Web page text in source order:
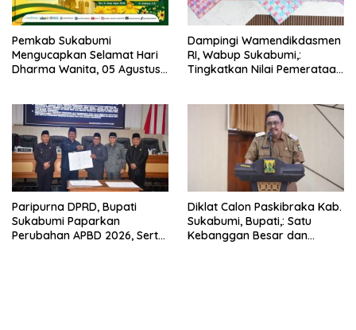
Pemkab Sukabumi
Mengucapkan Selamat Hari
Dharma Wanita, 05 Agustus
Dampingi Wamendikdasmen
RI, Wabup Sukabumi,:
Tingkatkan Nilai Pemerataan
Paripurna DPRD, Bupati
Sukabumi Paparkan
Perubahan APBD 2026, Serta
Diklat Calon Paskibraka Kab.
Sukabumi, Bupati,: Satu
Kebanggan Besar dan